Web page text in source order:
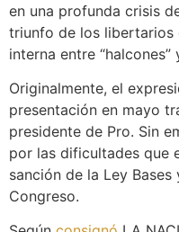
en una profunda crisis
triunfo de los libertarios
interna entre “halcones”
Originalmente, el
presentación en mayo
presidente de Pro. Sin
por las dificultades que
sanción de la Ley
Congreso.